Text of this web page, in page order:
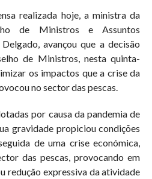
realizada hoje, a ministra da
de Ministros e Assuntos
avançou que a decisão
de Ministros, nesta quinta-
os impactos que a crise da
no sector das pescas.
por causa da pandemia de
gravidade propiciou condições
de uma crise económica,
das pescas, provocando em
redução expressiva da atividade